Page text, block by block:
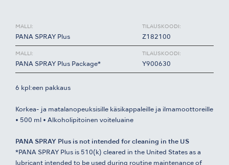
MALLI:
PANA SPRAY Plus
TILAUSKOODI:
Z182100
MALLI:
PANA SPRAY Plus Package*
TILAUSKOODI:
Y900630
6 kpl:een pakkaus
Korkea- ja matalanopeuksisille käsikappaleille ja ilmamoottoreille
• 500 ml • Alkoholipitoinen voiteluaine
PANA SPRAY Plus is not intended for cleaning in the US
*PANA SPRAY Plus is 510(k) cleared in the United States as a
lubricant intended to be used during routine maintenance of